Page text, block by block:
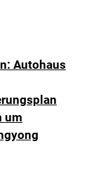
Autohaus
um